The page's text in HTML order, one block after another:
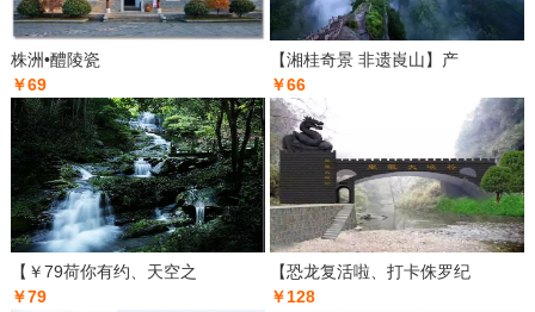
株洲•醴陵瓷
￥69
【湘桂奇景 非遗崀山】产
￥66
【￥79荷你有约、天空之
￥79
【恐龙复活啦、打卡侏罗纪
￥128